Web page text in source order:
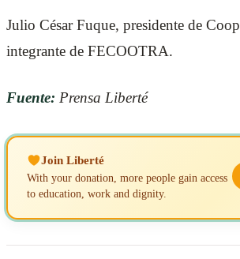
Julio César Fuque, presidente de
integrante de FECOOTRA.
Fuente: Prensa Liberté
Join Liberté
With your donation, more people gain access
to education, work and dignity.